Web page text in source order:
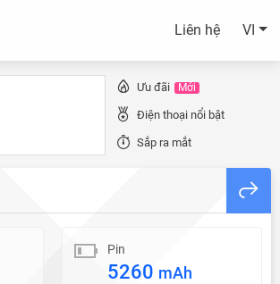
Liên hệ VI
Ưu đãi Mới
Điện thoại nổi bật
Sắp ra mắt
Pin
5260 mAh